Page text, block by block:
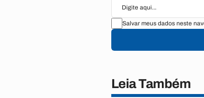
Salvar meus dados neste
Leia Também